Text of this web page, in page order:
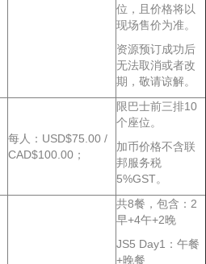
位，且价格将以
现场售价为准。
资源预订成功后
无法取消或者改
期，敬请谅解。
每人：USD$75.00 /
CAD$100.00；
限巴士前三排10
个座位。
加币价格不含联
邦服务税
5%GST。
共8餐，包含：2
早+4午+2晚
JS5 Day1：午餐
+晚餐